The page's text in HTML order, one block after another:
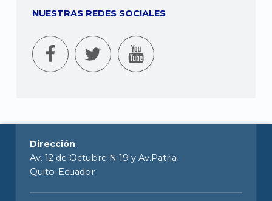
NUESTRAS REDES SOCIALES
Dirección
Av. 12 de Octubre N 19 y Av.Patria
Quito-Ecuador